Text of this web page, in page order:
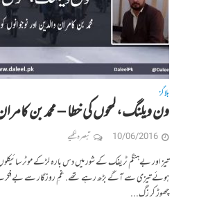
بلاگز
ون ویلنگ، لمحوں کی خطا – محمد بن
10/06/2016 تبصرہ لکھیے
تیز اور بےہنگم ٹریفک کے شور میں دس بارہ لڑکے موٹر
ہوئے تیزی سے آگے بڑھ رہے تھے. غمِ روزگار سے بےفکرے
چھوڑ کر زگ...